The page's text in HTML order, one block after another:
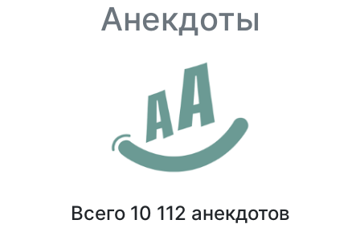
Анекдоты
Всего 10 112 анекдотов